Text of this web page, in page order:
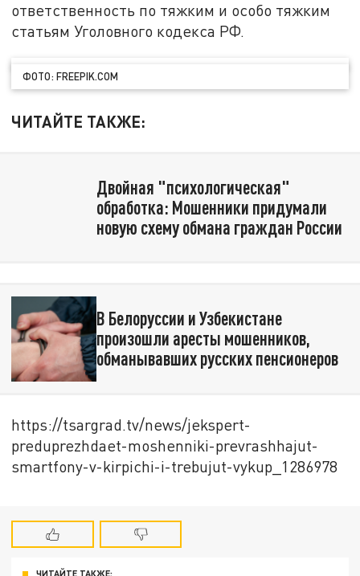
ответственность по тяжким и особо тяжким
статьям Уголовного кодекса РФ.
ФОТО: FREEPIK.COM
ЧИТАЙТЕ ТАКЖЕ:
Двойная "психологическая"
обработка: Мошенники придумали
новую схему обмана граждан России
В Белоруссии и Узбекистане
произошли аресты мошенников,
обманывавших русских пенсионеров
https://tsargrad.tv/news/jekspert-
preduprezhdaet-moshenniki-prevrashhajut-
smartfony-v-kirpichi-i-trebujut-vykup_1286978
ЧИТАЙТЕ ТАКЖЕ: